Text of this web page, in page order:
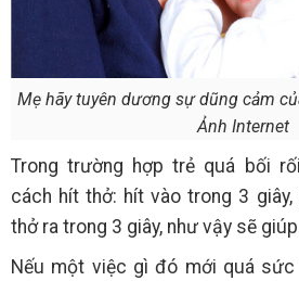
Mẹ hãy tuyên dương sự dũng cảm
Ảnh Internet
Trong trường hợp trẻ quá bối
cách hít thở: hít vào trong 3
thở ra trong 3 giây, như vậy sẽ
Nếu một việc gì đó mới quá sức